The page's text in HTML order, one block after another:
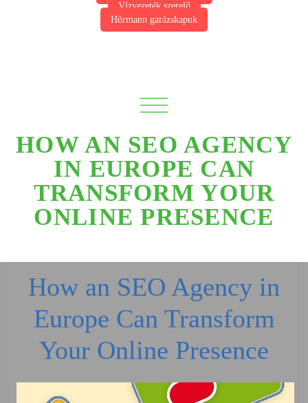
Vízvezeték szerelő
Hörmann garázskapuk
HOW AN SEO AGENCY
IN EUROPE CAN
TRANSFORM YOUR
ONLINE PRESENCE
How an SEO Agency in
Europe Can Transform
Your Online Presence